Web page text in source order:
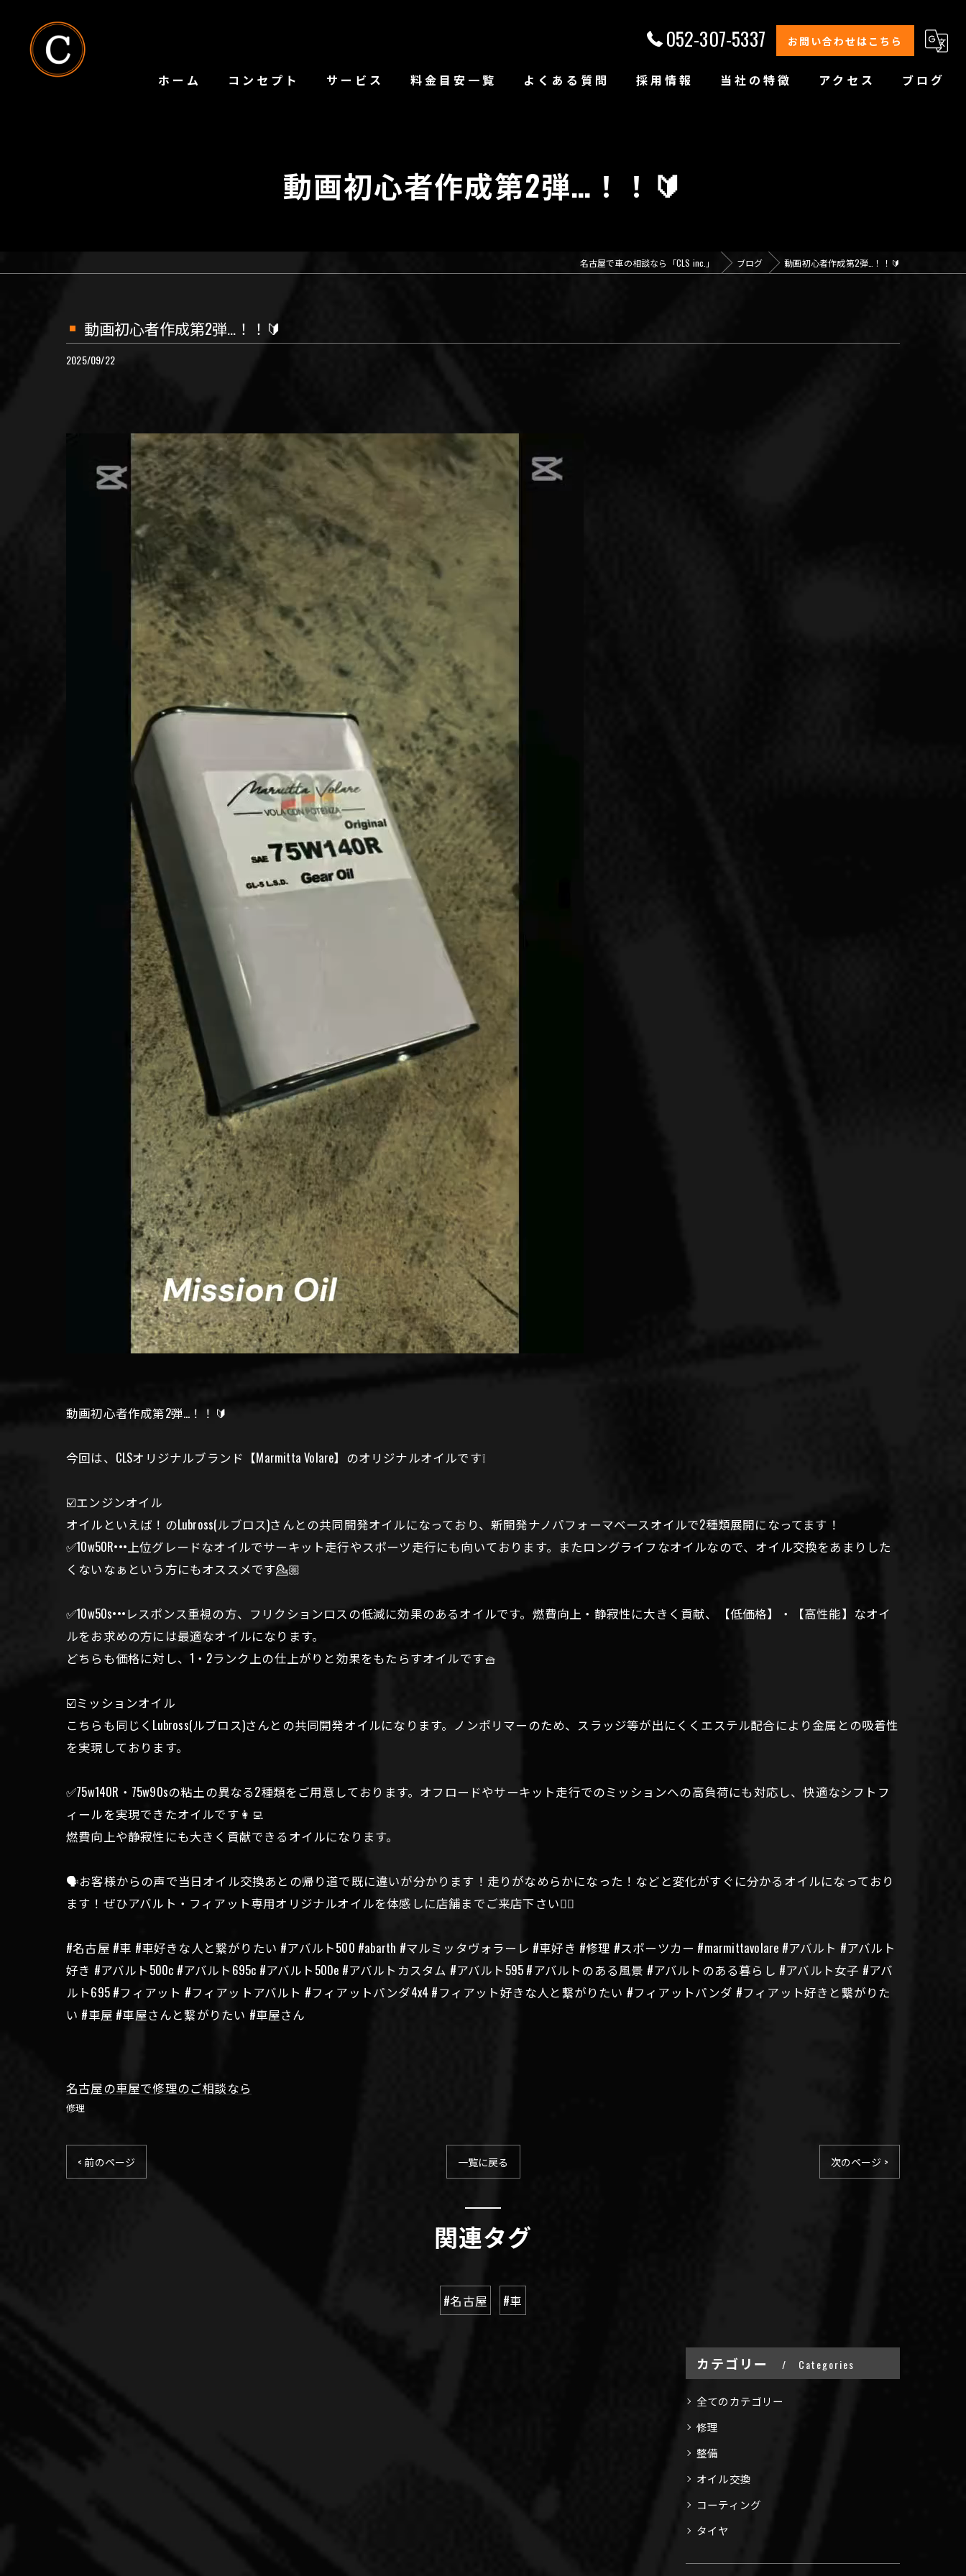
052-307-5337 お問い合わせはこちら
ホーム コンセプト サービス 料金目安一覧 よくある質問 採用情報 当社の特徴
オリジナルブランド
アクセス ブログ
動画初心者作成第2弾…！！🔰
名古屋で車の相談なら「CLS inc.」 ブログ 動画初心者作成第2弾…！！🔰
動画初心者作成第2弾…！！🔰
2025/09/22
動画初心者作成第2弾…！！🔰
今回は、CLSオリジナルブランド【Marmitta Volare】のオリジナルオイルです❕
☑️エンジンオイル
オイルといえば！のLubross(ルブロス)さんとの共同開発オイルになっており、新開発ナノパフォーマベースオイルで2種類展開になってます！
✅10w50R•••上位グレードなオイルでサーキット走行やスポーツ走行にも向いております。またロングライフなオイルなので、オイル交換をあまりした
くないなぁという方にもオススメです💁🏼
✅10w50s•••レスポンス重視の方、フリクションロスの低減に効果のあるオイルです。燃費向上・静寂性に大きく貢献、【低価格】・【高性能】なオイ
ルをお求めの方には最適なオイルになります。
どちらも価格に対し、1・2ランク上の仕上がりと効果をもたらすオイルです🧺
☑️ミッションオイル
こちらも同じくLubross(ルブロス)さんとの共同開発オイルになります。ノンポリマーのため、スラッジ等が出にくくエステル配合により金属との吸着性
を実現しております。
✅75w140R・75w90sの粘土の異なる2種類をご用意しております。オフロードやサーキット走行でのミッションへの高負荷にも対応し、快適なシフトフ
ィールを実現できたオイルです👩‍💻
燃費向上や静寂性にも大きく貢献できるオイルになります。
🗣お客様からの声で当日オイル交換あとの帰り道で既に違いが分かります！走りがなめらかになった！などと変化がすぐに分かるオイルになっており
ます！ぜひアバルト・フィアット専用オリジナルオイルを体感しに店舗までご来店下さい💁‍♀️
#名古屋 #車 #車好きな人と繋がりたい #アバルト500 #abarth #マルミッタヴォラーレ #車好き #修理 #スポーツカー #marmittavolare #アバルト #アバルト
好き #アバルト500c #アバルト695c #アバルト500e #アバルトカスタム #アバルト595 #アバルトのある風景 #アバルトのある暮らし #アバルト女子 #アバ
ルト695 #フィアット #フィアットアバルト #フィアットパンダ4x4 #フィアット好きな人と繋がりたい #フィアットパンダ #フィアット好きと繋がりた
い #車屋 #車屋さんと繋がりたい #車屋さん
名古屋の車屋で修理のご相談なら
修理
< 前のページ 一覧に戻る 次のページ >
関連タグ
#名古屋 #車
カテゴリー Categories
全てのカテゴリー
修理
整備
オイル交換
コーティング
タイヤ